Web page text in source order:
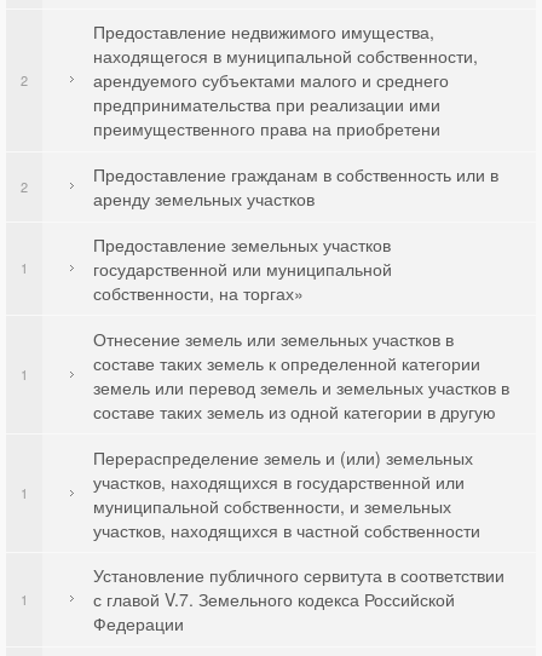
Предоставление недвижимого имущества,
находящегося в муниципальной собственности,
арендуемого субъектами малого и среднего
предпринимательства при реализации ими
преимущественного права на приобретени
2
Предоставление гражданам в собственность или в
аренду земельных участков
2
Предоставление земельных участков
государственной или муниципальной
собственности, на торгах»
1
Отнесение земель или земельных участков в
составе таких земель к определенной категории
земель или перевод земель и земельных участков в
составе таких земель из одной категории в другую
1
Перераспределение земель и (или) земельных
участков, находящихся в государственной или
муниципальной собственности, и земельных
участков, находящихся в частной собственности
1
Установление публичного сервитута в соответствии
с главой V.7. Земельного кодекса Российской
Федерации
1